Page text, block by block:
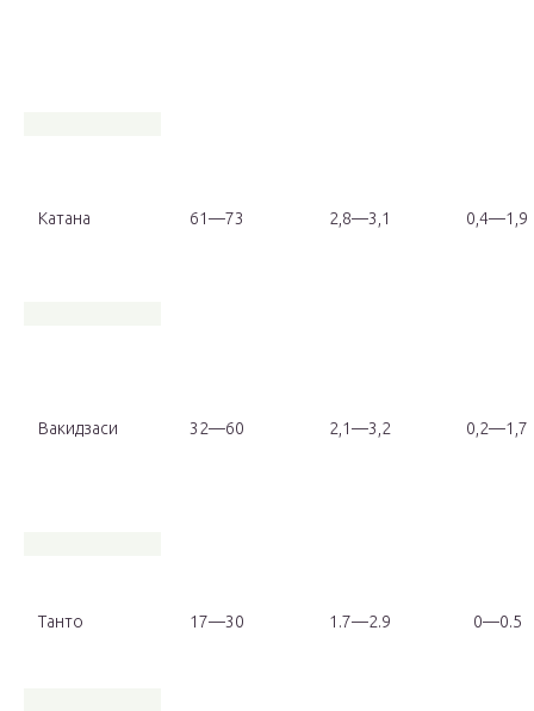
Катана 61—73 2,8—3,1 0,4—1,9
Вакидзаси 32—60 2,1—3,2 0,2—1,7
Танто 17—30 1.7—2.9 0—0.5